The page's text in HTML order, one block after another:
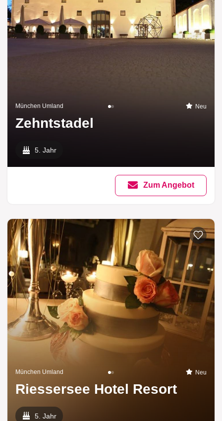
München Umland Neu
Zehntstadel
5. Jahr
Zum Angebot
München Umland Neu
Riessersee Hotel Resort
5. Jahr